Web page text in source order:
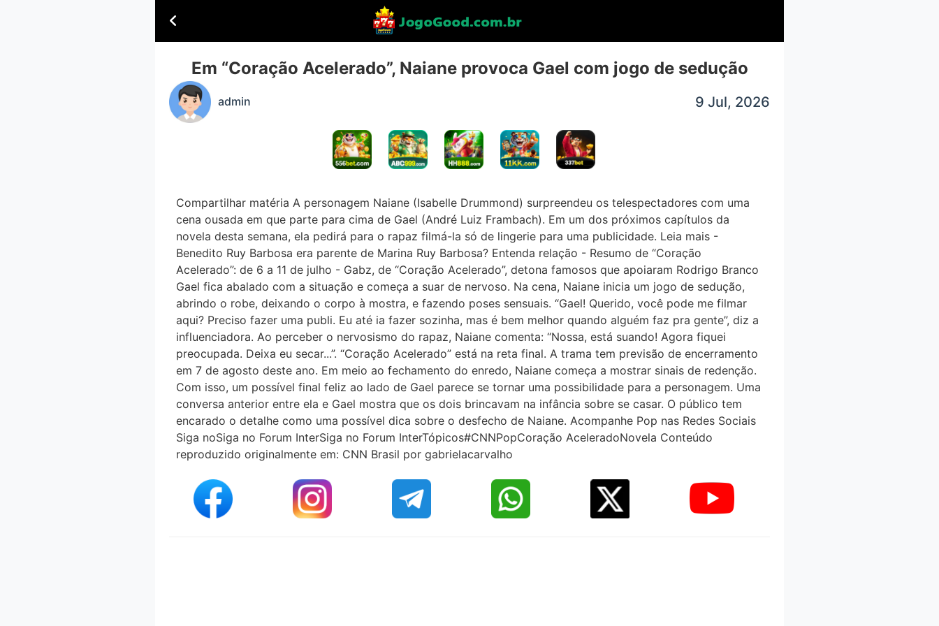
Em “Coração Acelerado”, Naiane provoca Gael com jogo de sedução
admin 9 Jul, 2026
Compartilhar matéria A personagem Naiane (Isabelle Drummond) surpreendeu os telespectadores com uma
cena ousada em que parte para cima de Gael (André Luiz Frambach). Em um dos próximos capítulos da
novela desta semana, ela pedirá para o rapaz filmá-la só de lingerie para uma publicidade. Leia mais -
Benedito Ruy Barbosa era parente de Marina Ruy Barbosa? Entenda relação - Resumo de “Coração
Acelerado”: de 6 a 11 de julho - Gabz, de “Coração Acelerado”, detona famosos que apoiaram Rodrigo Branco
Gael fica abalado com a situação e começa a suar de nervoso. Na cena, Naiane inicia um jogo de sedução,
abrindo o robe, deixando o corpo à mostra, e fazendo poses sensuais. “Gael! Querido, você pode me filmar
aqui? Preciso fazer uma publi. Eu até ia fazer sozinha, mas é bem melhor quando alguém faz pra gente”, diz a
influenciadora. Ao perceber o nervosismo do rapaz, Naiane comenta: “Nossa, está suando! Agora fiquei
preocupada. Deixa eu secar...”. “Coração Acelerado” está na reta final. A trama tem previsão de encerramento
em 7 de agosto deste ano. Em meio ao fechamento do enredo, Naiane começa a mostrar sinais de redenção.
Com isso, um possível final feliz ao lado de Gael parece se tornar uma possibilidade para a personagem. Uma
conversa anterior entre ela e Gael mostra que os dois brincavam na infância sobre se casar. O público tem
encarado o detalhe como uma possível dica sobre o desfecho de Naiane. Acompanhe Pop nas Redes Sociais
Siga noSiga no Forum InterSiga no Forum InterTópicos#CNNPopCoração AceleradoNovela Conteúdo
reproduzido originalmente em: CNN Brasil por gabrielacarvalho